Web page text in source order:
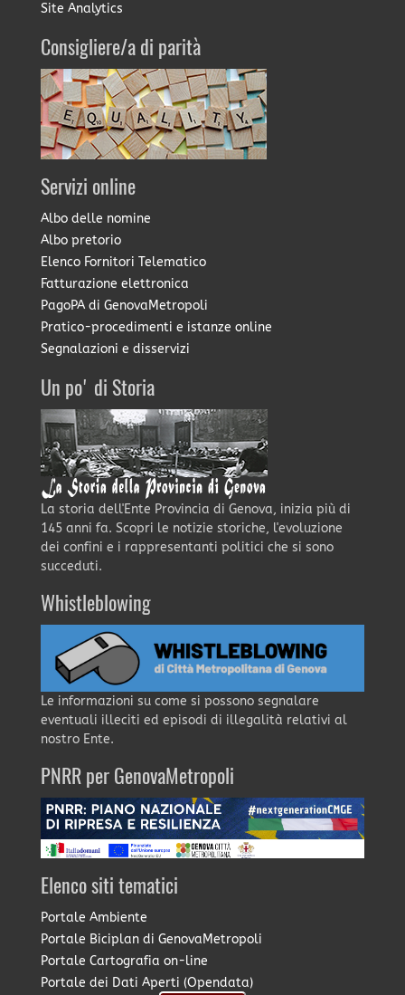
Site Analytics
Consigliere/a di parità
Servizi online
Albo delle nomine
Albo pretorio
Elenco Fornitori Telematico
Fatturazione elettronica
PagoPA di GenovaMetropoli
Pratico-procedimenti e istanze online
Segnalazioni e disservizi
Un po' di Storia
La storia dell'Ente Provincia di Genova, inizia più di
145 anni fa. Scopri le notizie storiche, l'evoluzione
dei confini e i rappresentanti politici che si sono
succeduti.
Whistleblowing
Le informazioni su come si possono segnalare
eventuali illeciti ed episodi di illegalità relativi al
nostro Ente.
PNRR per GenovaMetropoli
Elenco siti tematici
Portale Ambiente
Portale Biciplan di GenovaMetropoli
Portale Cartografia on-line
Portale dei Dati Aperti (Opendata)